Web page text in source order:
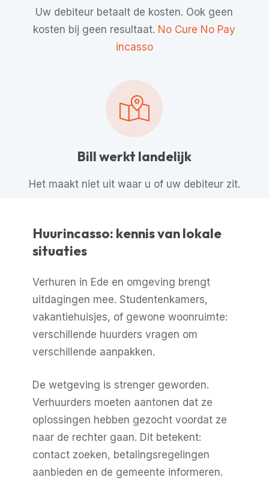
Uw debiteur betaalt de kosten. Ook geen
kosten bij geen resultaat. No Cure No Pay
incasso
Bill werkt landelijk
Het maakt niet uit waar u of uw debiteur zit.
Huurincasso: kennis van lokale
situaties
Verhuren in Ede en omgeving brengt
uitdagingen mee. Studentenkamers,
vakantiehuisjes, of gewone woonruimte:
verschillende huurders vragen om
verschillende aanpakken.
De wetgeving is strenger geworden.
Verhuurders moeten aantonen dat ze
oplossingen hebben gezocht voordat ze
naar de rechter gaan. Dit betekent:
contact zoeken, betalingsregelingen
aanbieden en de gemeente informeren.